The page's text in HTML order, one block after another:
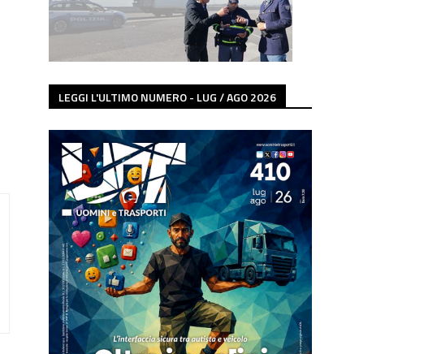
LEGGI L'ULTIMO NUMERO - LUG / AGO 2026